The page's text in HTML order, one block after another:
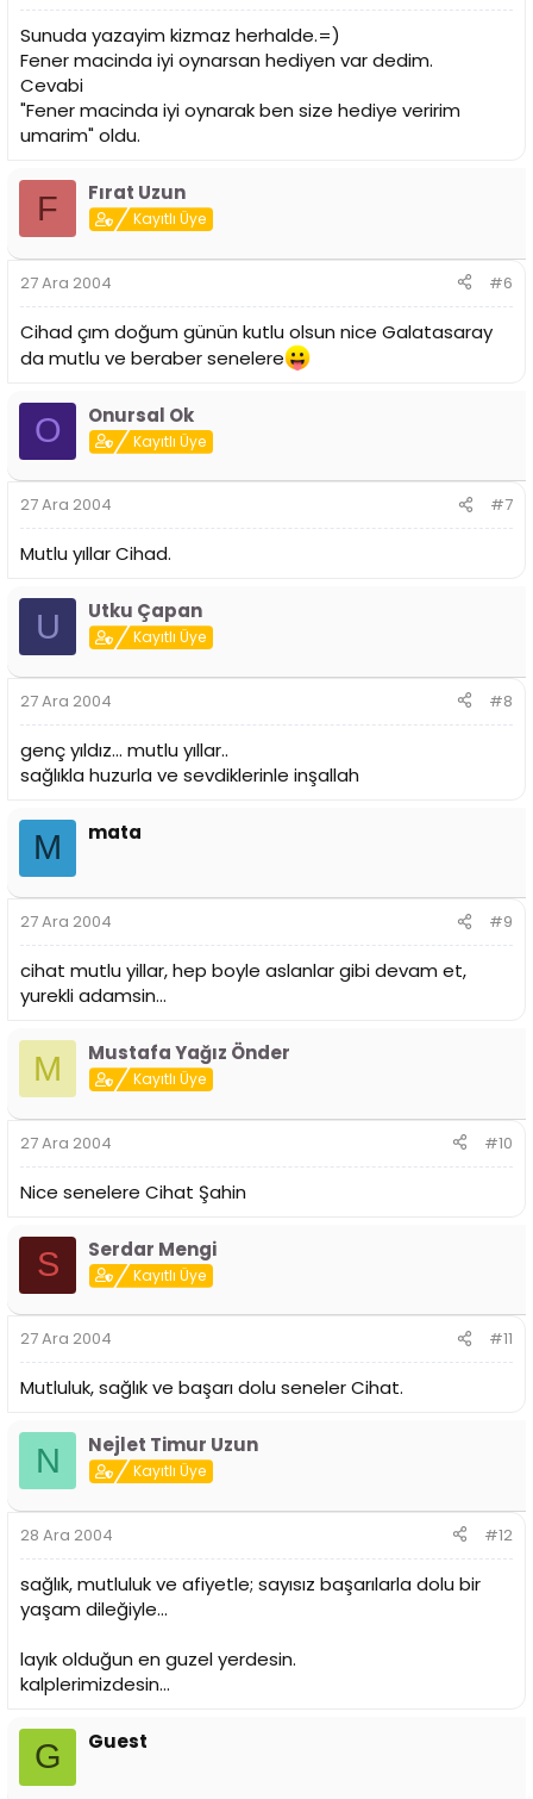
Sunuda yazayim kizmaz herhalde.=)
Fener macinda iyi oynarsan hediyen var dedim.
Cevabi
"Fener macinda iyi oynarak ben size hediye veririm
umarim" oldu.
F Fırat Uzun
Kayıtlı Üye
27 Ara 2004 #6
Cihad çım doğum günün kutlu olsun nice Galatasaray
da mutlu ve beraber senelere
O Onursal Ok
Kayıtlı Üye
27 Ara 2004 #7
Mutlu yıllar Cihad.
U Utku Çapan
Kayıtlı Üye
27 Ara 2004 #8
genç yıldız... mutlu yıllar..
sağlıkla huzurla ve sevdiklerinle inşallah
M mata
27 Ara 2004 #9
cihat mutlu yillar, hep boyle aslanlar gibi devam et,
yurekli adamsin...
M Mustafa Yağız Önder
Kayıtlı Üye
27 Ara 2004 #10
Nice senelere Cihat Şahin
S Serdar Mengi
Kayıtlı Üye
27 Ara 2004 #11
Mutluluk, sağlık ve başarı dolu seneler Cihat.
N Nejlet Timur Uzun
Kayıtlı Üye
28 Ara 2004 #12
sağlık, mutluluk ve afiyetle; sayısız başarılarla dolu bir
yaşam dileğiyle...
layık olduğun en guzel yerdesin.
kalplerimizdesin...
G Guest